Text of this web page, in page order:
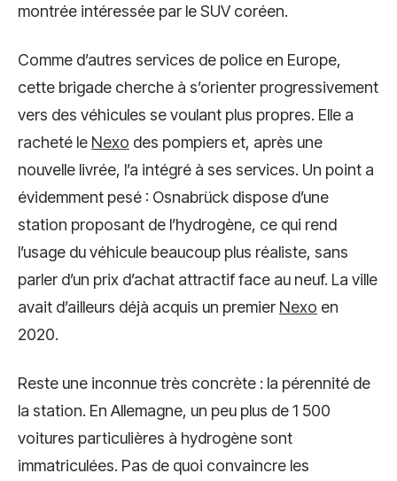
montrée intéressée par le SUV coréen.
Comme d’autres services de police en Europe,
cette brigade cherche à s’orienter progressivement
vers des véhicules se voulant plus propres. Elle a
racheté le Nexo des pompiers et, après une
nouvelle livrée, l’a intégré à ses services. Un point a
évidemment pesé : Osnabrück dispose d’une
station proposant de l’hydrogène, ce qui rend
l’usage du véhicule beaucoup plus réaliste, sans
parler d’un prix d’achat attractif face au neuf. La ville
avait d’ailleurs déjà acquis un premier Nexo en
2020.
Reste une inconnue très concrète : la pérennité de
la station. En Allemagne, un peu plus de 1 500
voitures particulières à hydrogène sont
immatriculées. Pas de quoi convaincre les